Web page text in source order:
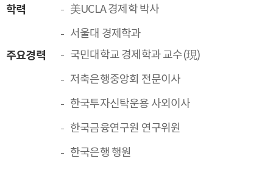
학력
美UCLA 경제학 박사
서울대 경제학과
주요경력
국민대학교 경제학과 교수(現)
저축은행중앙회 전문이사
한국투자신탁운용 사외이사
한국금융연구원 연구위원
한국은행 행원